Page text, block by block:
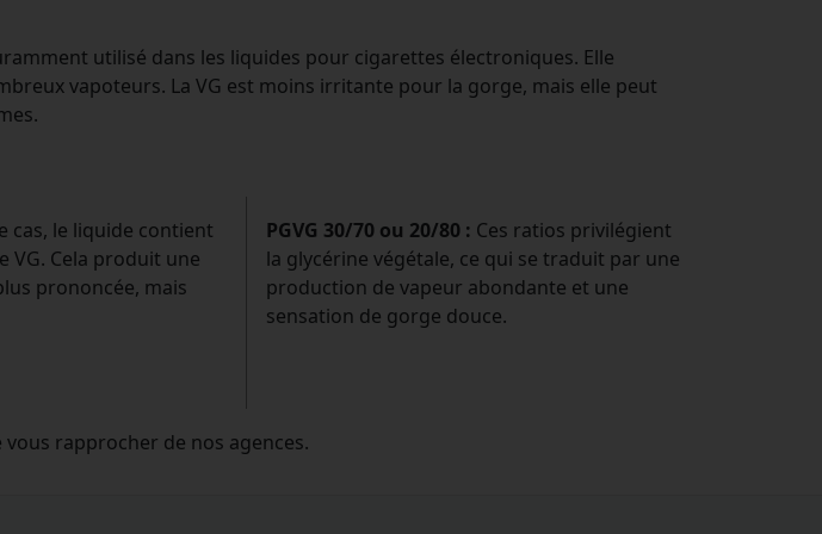
utilisé dans les liquides pour cigarettes électroniques. Elle
vapoteurs. La VG est moins irritante pour la gorge, mais elle peut
cas, le liquide contient
VG. Cela produit une
prononcée, mais
PGVG 30/70 ou 20/80 : Ces ratios privilégient
la glycérine végétale, ce qui se traduit par une
production de vapeur abondante et une
sensation de gorge douce.
rapprocher de nos agences.